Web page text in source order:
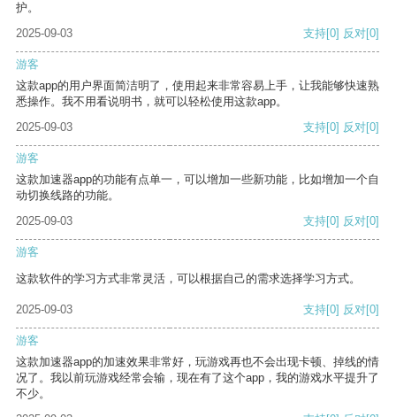
护。
2025-09-03
支持[0] 反对[0]
游客
这款app的用户界面简洁明了，使用起来非常容易上手，让我能够快速熟
悉操作。我不用看说明书，就可以轻松使用这款app。
2025-09-03
支持[0] 反对[0]
游客
这款加速器app的功能有点单一，可以增加一些新功能，比如增加一个自
动切换线路的功能。
2025-09-03
支持[0] 反对[0]
游客
这款软件的学习方式非常灵活，可以根据自己的需求选择学习方式。
2025-09-03 支持[0] 反对[0]
游客
这款加速器app的加速效果非常好，玩游戏再也不会出现卡顿、掉线的情
况了。我以前玩游戏经常会输，现在有了这个app，我的游戏水平提升了
不少。